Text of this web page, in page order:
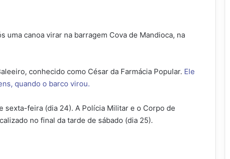
uma canoa virar na barragem Cova de Mandioca, na
conhecido como César da Farmácia Popular. Ele
quando o barco virou.
sexta-feira (dia 24). A Polícia Militar e o Corpo de
no final da tarde de sábado (dia 25).